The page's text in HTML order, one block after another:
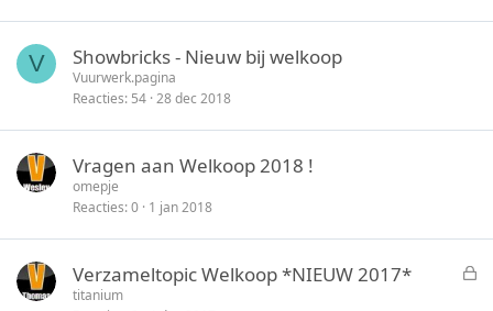
V Showbricks - Nieuw bij welkoop
Vuurwerk.pagina
Reacties 54 28 dec 2018
Vragen aan Welkoop 2018 !
omepje
Reacties 0 1 jan 2018
G
Verzameltopic Welkoop *NIEUW 2017*
titanium